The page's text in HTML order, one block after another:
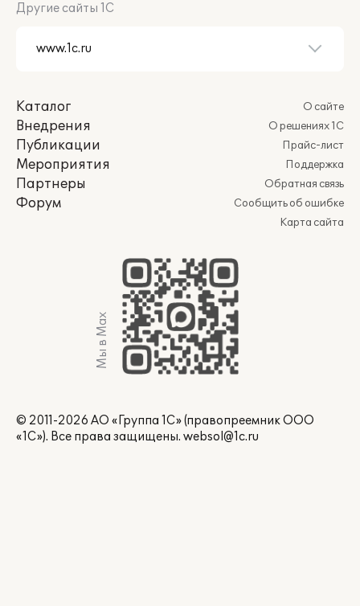
Другие сайты 1С
Каталог
Внедрения
Публикации
Мероприятия
Партнеры
Форум
О сайте
О решениях 1С
Прайс-лист
Поддержка
Обратная связь
Сообщить об ошибке
Карта сайта
Мы в Max
© 2011-2026 АО «Группа 1С» (правопреемник ООО
«1С»). Все права защищены. websol@1c.ru